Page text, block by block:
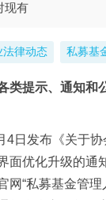
现有
法律动态 私募基
类提示、通知和
4日发布《关于
面优化升级的通
网“私募基金管理